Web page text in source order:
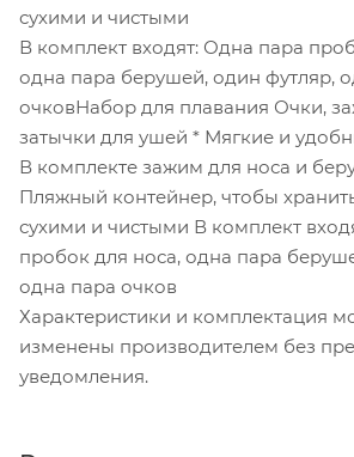
сухими и чистыми
В комплект входят: Одна пара
одна пара берушей, один футляр,
очковНабор для плавания Очки,
затычки для ушей * Мягкие и
В комплекте зажим для носа и
Пляжный контейнер, чтобы
сухими и чистыми В комплект
пробок для носа, одна пара
одна пара очков
Характеристики и комплектация
изменены производителем без
уведомления.